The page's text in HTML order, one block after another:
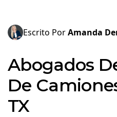
Escrito PorAmanda
Abogados
De
TX